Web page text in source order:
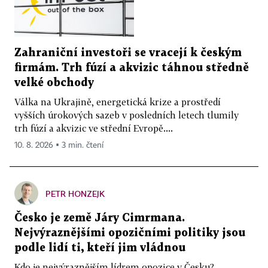
Zahraniční investoři se vracejí k českým
firmám. Trh fúzí a akvizic táhnou středně
velké obchody
Válka na Ukrajině, energetická krize a prostředí
vyšších úrokových sazeb v posledních letech tlumily
trh fúzí a akvizic ve střední Evropě....
10. 8. 2026 ▪ 3 min. čtení
PETR HONZEJK
Česko je země Járy Cimrmana.
Nejvýraznějšími opozičními politiky jsou
podle lidí ti, kteří jim vládnou